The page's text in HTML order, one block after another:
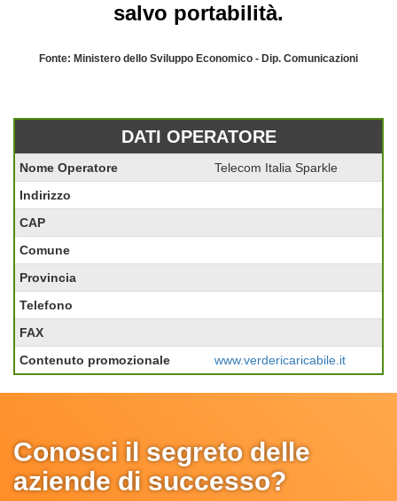
salvo portabilità.
Fonte: Ministero dello Sviluppo Economico - Dip. Comunicazioni
DATI OPERATORE
Nome Operatore
Telecom Italia Sparkle
Indirizzo
CAP
Comune
Provincia
Telefono
FAX
Contenuto promozionale
www.verdericaricabile.it
Conosci il segreto delle
aziende di successo?